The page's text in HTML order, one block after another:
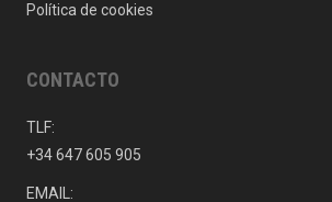
Política de cookies
CONTACTO
TLF:
+34 647 605 905
EMAIL: